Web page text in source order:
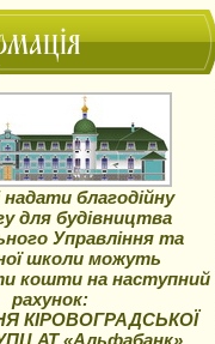
благодійну
для будівництва
Управління та
школи можуть
кошти на наступний
рахунок:
КІРОВОГРАДСЬКОЇ
АТ «Альфабанк»